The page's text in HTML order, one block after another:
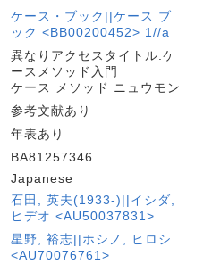
ケース・ブック||ケース ブ
ック <BB00200452> 1//a
異なりアクセスタイトル:ケ
ースメソッド入門
ケース メソッド ニュウモン
参考文献あり
年表あり
BA81257346
Japanese
石田, 英夫(1933-)||イシダ,
ヒデオ <AU50037831>
星野, 裕志||ホシノ, ヒロシ
<AU70076761>